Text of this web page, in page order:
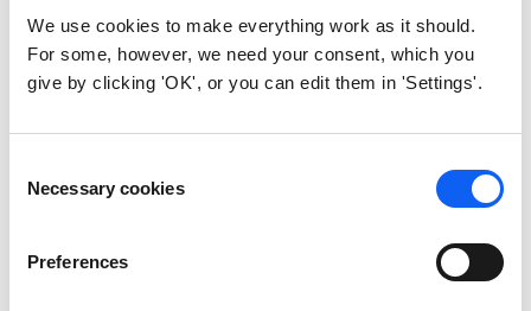
We use cookies to make everything work as it should.
For some, however, we need your consent, which you
give by clicking 'OK', or you can edit them in 'Settings'.
Selection
Necessary cookies
Preferences
Je dlouhodobá vzdálená správa
zařízení spolehlivá?
aktualizace firmwaru přes síť (FUOTA) i
fyzických zásahů a výrazně omezuje